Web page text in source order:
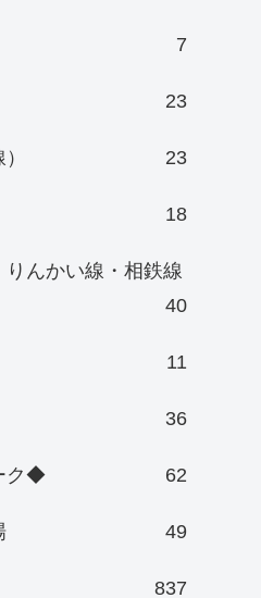
7
23
23
18
んかい線・相鉄線
40
11
36
ク◆ 62
49
837